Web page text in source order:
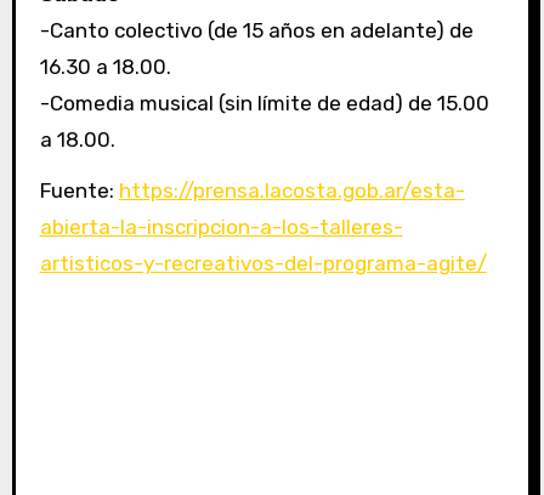
-Canto colectivo (de 15 años en adelante) de
16.30 a 18.00.
-Comedia musical (sin límite de edad) de 15.00
a 18.00.
Fuente: https://prensa.lacosta.gob.ar/esta-
abierta-la-inscripcion-a-los-talleres-
artisticos-y-recreativos-del-programa-agite/